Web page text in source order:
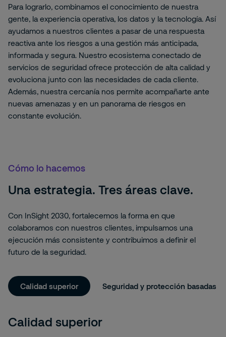
Para lograrlo, combinamos el conocimiento de nuestra
gente, la experiencia operativa, los datos y la tecnología. Así
ayudamos a nuestros clientes a pasar de una respuesta
reactiva ante los riesgos a una gestión más anticipada,
informada y segura. Nuestro ecosistema conectado de
servicios de seguridad ofrece protección de alta calidad y
evoluciona junto con las necesidades de cada cliente.
Además, nuestra cercanía nos permite acompañarte ante
nuevas amenazas y en un panorama de riesgos en
constante evolución.
Cómo lo hacemos
Una estrategia. Tres áreas clave.
Con InSight 2030, fortalecemos la forma en que
colaboramos con nuestros clientes, impulsamos una
ejecución más consistente y contribuimos a definir el
futuro de la seguridad.
Calidad superior Seguridad y protección basadas
Calidad superior